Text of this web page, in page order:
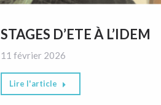
STAGES D’ETE À L’IDEM
11 février 2026
Lire l'article